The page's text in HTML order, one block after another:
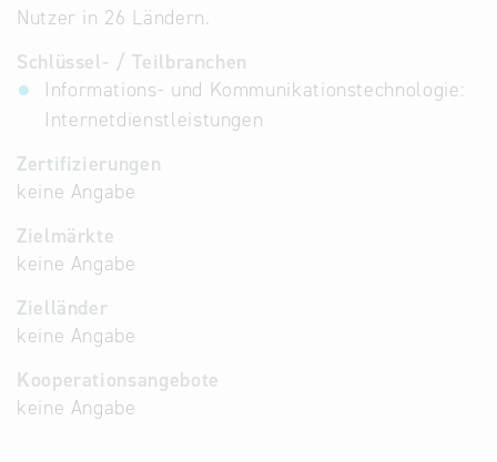
Nutzer in 26 Ländern.
Schlüssel- / Teilbranchen
Informations- und Kommunikationstechnologie:
Internetdienstleistungen
Zertifizierungen
keine Angabe
Zielmärkte
keine Angabe
Zielländer
keine Angabe
Kooperationsangebote
keine Angabe